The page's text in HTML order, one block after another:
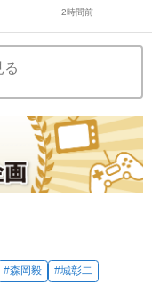
2時間前
る
#森岡毅
#城彰二